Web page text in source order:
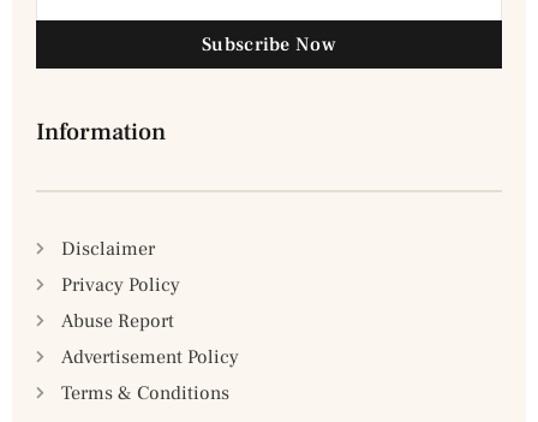
Subscribe Now
Information
Disclaimer
Privacy Policy
Abuse Report
Advertisement Policy
Terms & Conditions